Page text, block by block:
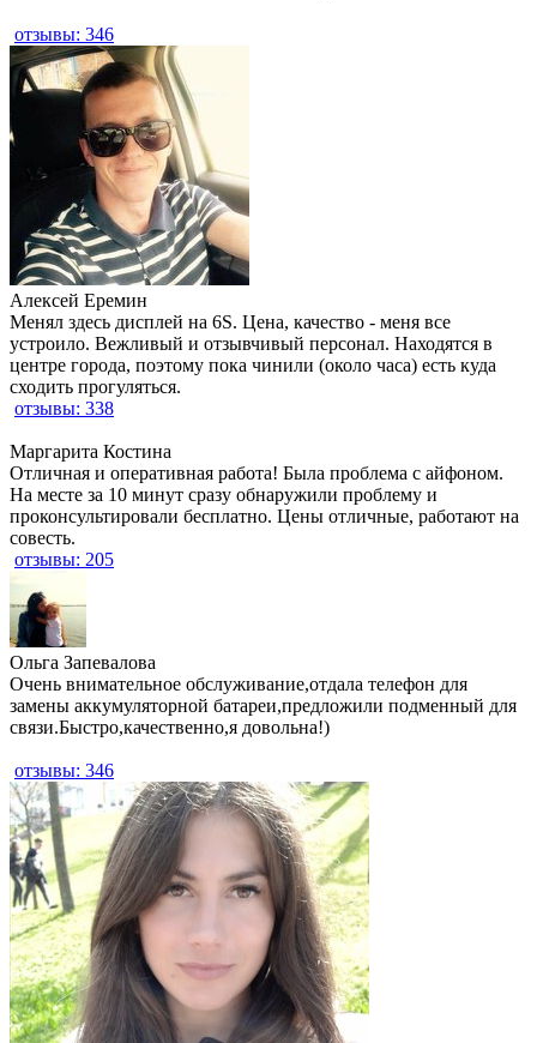
отзывы: 346
Алексей Еремин
Менял здесь дисплей на 6S. Цена, качество - меня все
устроило. Вежливый и отзывчивый персонал. Находятся в
центре города, поэтому пока чинили (около часа) есть куда
сходить прогуляться.
отзывы: 338
Маргарита Костина
Отличная и оперативная работа! Была проблема с айфоном.
На месте за 10 минут сразу обнаружили проблему и
проконсультировали бесплатно. Цены отличные, работают на
совесть.
отзывы: 205
​Ольга Запевалова
Очень внимательное обслуживание,отдала телефон для
замены аккумуляторной батареи,предложили подменный для
связи.Быстро,качественно,я довольна!)
отзывы: 346